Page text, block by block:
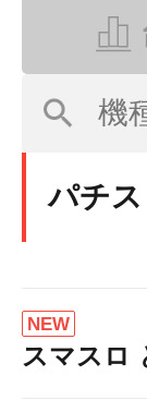
パチス
NEW
スマスロ